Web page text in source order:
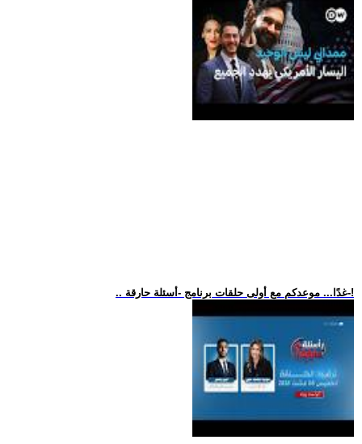
.. غدًا... موعدكم مع أولى حلقات برنامج -أسئلة حارقة-!